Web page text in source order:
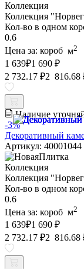
Коллекция
Коллекция
Кол-во в одном
0.6
Цена за: короб м2
1 639₽1 690 ₽
2 732.17 ₽2 816.68
Наличие
-3%
Декоративный
Артикул: 40001044
Коллекция
Коллекция
Кол-во в одном
0.6
Цена за: короб м2
1 639₽1 690 ₽
2 732.17 ₽2 816.68